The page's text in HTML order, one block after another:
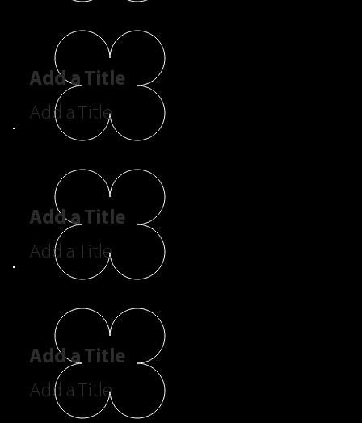
Add a Title
Add a Title
Add a Title
Add a Title
Add a Title
Add a Title